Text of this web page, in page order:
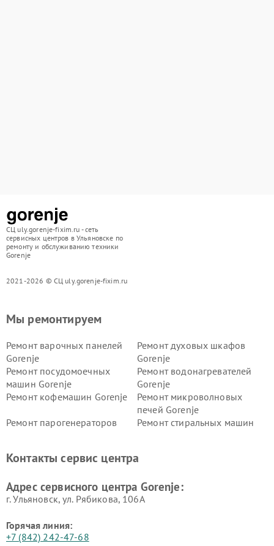
СЦ uly.gorenje-fixim.ru - сеть
сервисных центров в Ульяновске по
ремонту и обслуживанию техники
Gorenje
2021-2026 © СЦ uly.gorenje-fixim.ru
Мы ремонтируем
Ремонт варочных панелей
Gorenje
Ремонт духовых шкафов
Gorenje
Ремонт посудомоечных
машин Gorenje
Ремонт водонагревателей
Gorenje
Ремонт кофемашин Gorenje
Ремонт микроволновых
печей Gorenje
Ремонт парогенераторов
Ремонт стиральных машин
Контакты сервис центра
Адрес сервисного центра Gorenje:
г. Ульяновск, ул. Рябикова, 106А
Горячая линия:
+7 (842) 242-47-68